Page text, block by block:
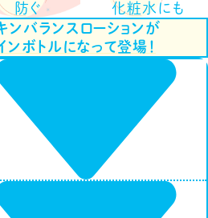
防ぐ
化粧水にも
ンバランスローションが
ンボトルになって登場！